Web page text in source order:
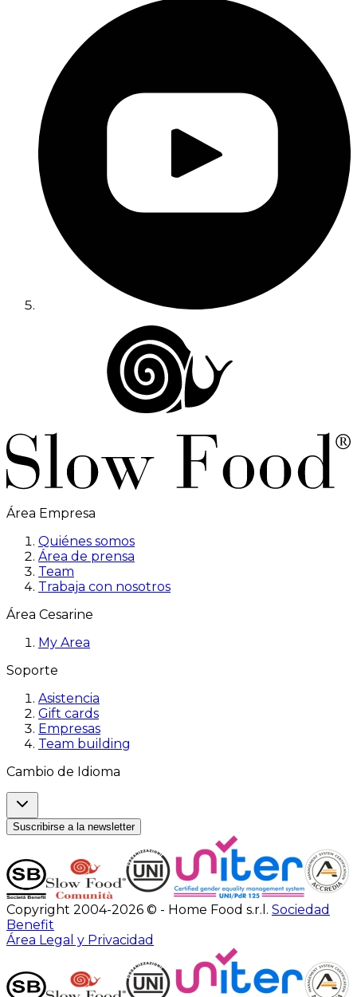
Área Empresa
Quiénes somos
Área de prensa
Team
Trabaja con nosotros
Área Cesarine
My Area
Soporte
Asistencia
Gift cards
Empresas
Team building
Cambio de Idioma
Suscribirse a la newsletter
Copyright 2004-2026 © - Home Food s.r.l. Sociedad
Benefit
Área Legal y Privacidad